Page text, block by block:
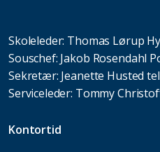
Skoleleder: Thomas Lørup
Souschef: Jakob Rosendahl
Sekretær: Jeanette Husted
Serviceleder: Tommy
Kontortid